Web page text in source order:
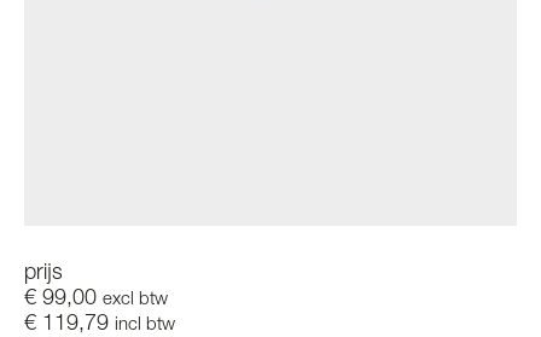
prijs
€ 99,00 excl btw
€ 119,79 incl btw